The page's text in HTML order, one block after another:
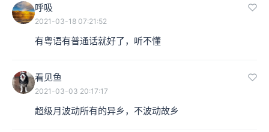
呼吸
2021-03-18 07:21:52
有粤语有普通话就好了，听不懂
看见鱼
2021-03-03 20:17:17
超级月波动所有的异乡，不波动故乡